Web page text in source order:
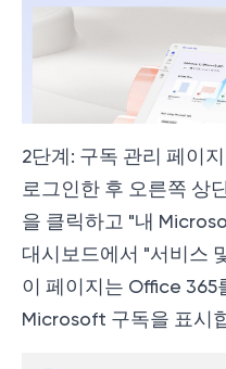
2단계: 구독 관리 페이
로그인한 후 오른쪽 상
을 클릭하고 "내
대시보드에서 "서비스
이 페이지는 Office 365
Microsoft 구독을 표시